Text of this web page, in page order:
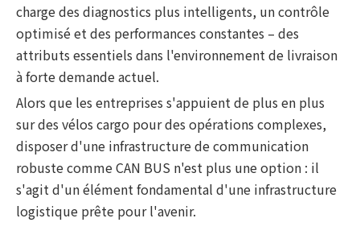
charge des diagnostics plus intelligents, un contrôle
optimisé et des performances constantes – des
attributs essentiels dans l'environnement de livraison
à forte demande actuel.
Alors que les entreprises s'appuient de plus en plus
sur des vélos cargo pour des opérations complexes,
disposer d'une infrastructure de communication
robuste comme CAN BUS n'est plus une option : il
s'agit d'un élément fondamental d'une infrastructure
logistique prête pour l'avenir.